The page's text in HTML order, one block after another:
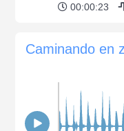
00:00:23